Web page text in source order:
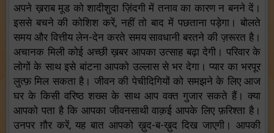
अपने ख़राब मूड को शादीशुदा ज़िंदगी में तनाव का कारण न बनने दें।
इससे बचने की कोशिश करें, नहीं तो बाद में पछताना पड़ेगा। बोलते
समय और वित्तीय लेन-देन करते समय सावधानी बरतने की ज़रूरत है।
अचानक मिली कोई अच्छी ख़बर आपका उत्साह बढ़ा देगी। परिवार के
लोगों के साथ इसे बांटना आपको उल्लास से भर देगा। प्यार का भरपूर
लुत्फ़ मिल सकता है। जीवन की पेचीदिगियों को समझने के लिए आज
घर के किसी वरिष्ठ शख्स के साथ आप वक्त गुजार सकते हैं। क्या
आपको पता है कि आपका जीवनसाथी वाक़ई आपके लिए फ़रिश्ता है।
उनपर ग़ौर करें, यह बात आपको ख़ुद-ब-ख़ुद दिख जाएगी। आपकी